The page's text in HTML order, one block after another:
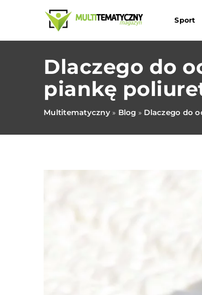
Sport
Dlaczego do
piankę
Multitematyczny» Blog » Dlaczego do